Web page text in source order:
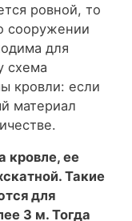
ровной, то
сооружении
для
схема
кровли: если
материал
кровле, ее
Такие
для
3 м. Тогда